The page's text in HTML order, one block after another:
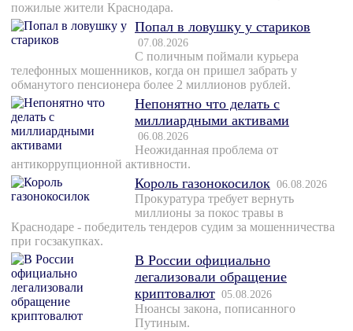
пожилые жители Краснодара.
Попал в ловушку у стариков
07.08.2026
С поличным поймали курьера
телефонных мошенников, когда он пришел забрать у
обманутого пенсионера более 2 миллионов рублей.
Непонятно что делать с
миллиардными активами
06.08.2026
Неожиданная проблема от
антикоррупционной активности.
Король газонокосилок 06.08.2026
Прокуратура требует вернуть
миллионы за покос травы в
Краснодаре - победитель тендеров судим за мошенничества
при госзакупках.
В России официально
легализовали обращение
криптовалют 05.08.2026
Нюансы закона, пописанного
Путиным.